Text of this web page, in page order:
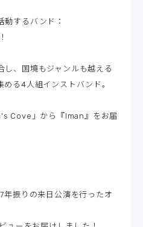
動するバンド：
し、国境もジャンルも越える
る4人組インストバンド。
Cove」から『Iman』をお届
年振りの来日公演を行ったオ